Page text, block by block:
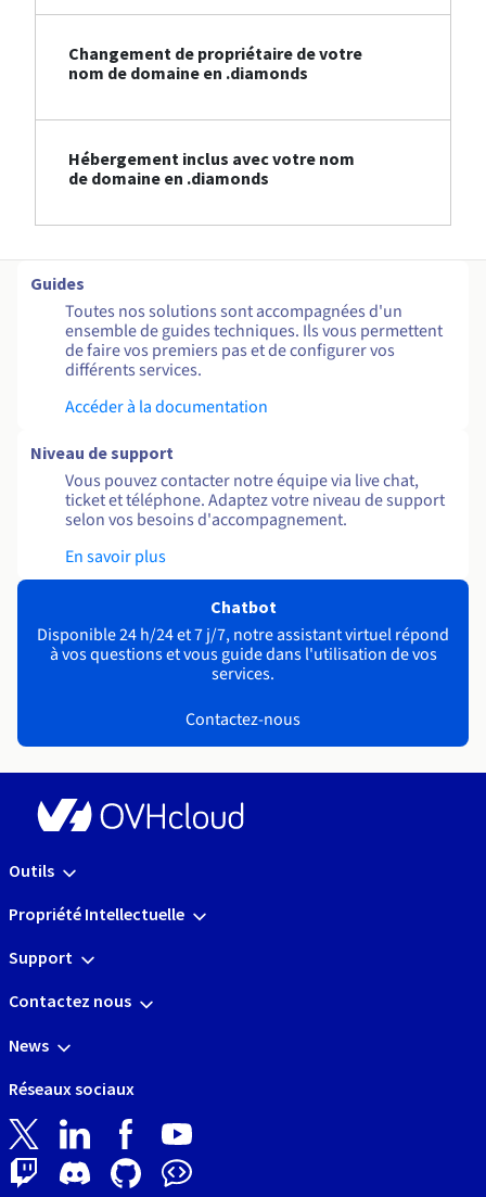
Changement de propriétaire de votre
nom de domaine en .diamonds
Hébergement inclus avec votre nom
de domaine en .diamonds
Guides
Toutes nos solutions sont accompagnées d'un
ensemble de guides techniques. Ils vous permettent
de faire vos premiers pas et de configurer vos
différents services.
Accéder à la documentation
Niveau de support
Vous pouvez contacter notre équipe via live chat,
ticket et téléphone. Adaptez votre niveau de support
selon vos besoins d'accompagnement.
En savoir plus
Chatbot
Disponible 24 h/24 et 7 j/7, notre assistant virtuel répond
à vos questions et vous guide dans l'utilisation de vos
services.
Contactez-nous
Outils
Propriété Intellectuelle
Support
Contactez nous
News
Réseaux sociaux